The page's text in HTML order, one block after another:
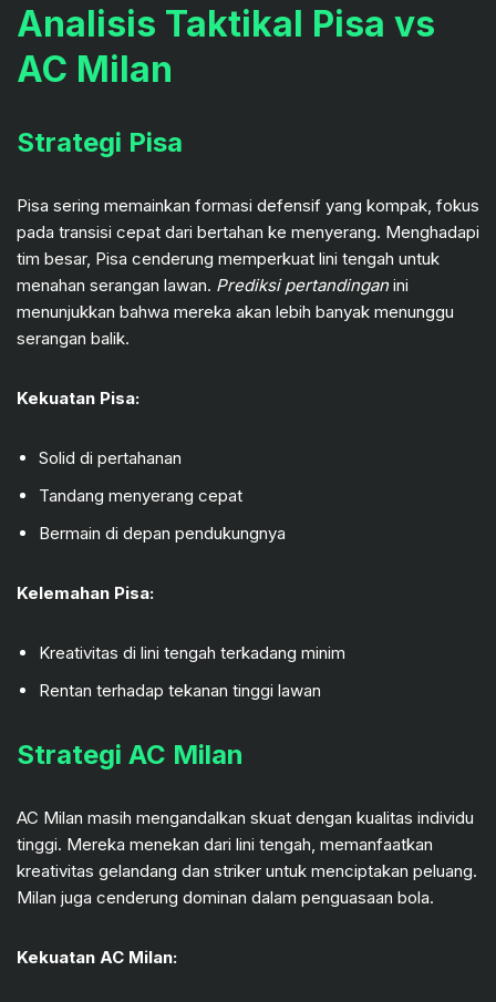
Analisis Taktikal Pisa vs
AC Milan
Strategi Pisa
Pisa sering memainkan formasi defensif yang kompak, fokus
pada transisi cepat dari bertahan ke menyerang. Menghadapi
tim besar, Pisa cenderung memperkuat lini tengah untuk
menahan serangan lawan. Prediksi pertandinganini
menunjukkan bahwa mereka akan lebih banyak menunggu
serangan balik.
Kekuatan Pisa:
Solid di pertahanan
Tandang menyerang cepat
Bermain di depan pendukungnya
Kelemahan Pisa:
Kreativitas di lini tengah terkadang minim
Rentan terhadap tekanan tinggi lawan
Strategi AC Milan
AC Milan masih mengandalkan skuat dengan kualitas individu
tinggi. Mereka menekan dari lini tengah, memanfaatkan
kreativitas gelandang dan striker untuk menciptakan peluang.
Milan juga cenderung dominan dalam penguasaan bola.
Kekuatan AC Milan: